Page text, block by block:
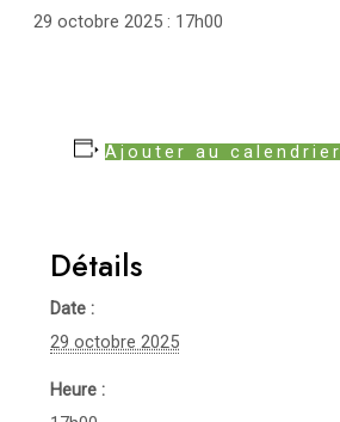
29 octobre 2025 : 17h00
Ajouter au calendrier
Détails
Date :
29 octobre 2025
Heure :